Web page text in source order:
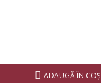
ADAUGĂ ÎN COŞ